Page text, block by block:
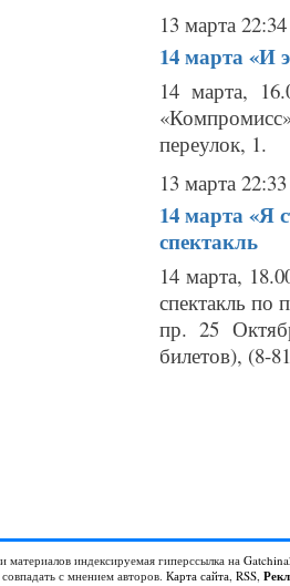
13 марта 22:34
14 марта«И
14 марта,
переулок,
13 марта 22:33
14 марта«Я
спектакль
14 марта,
спектакль по
пр. 25
билетов), (8-
индексируемая гиперссылка на
с мнением авторов. Карта сайта, RSS,